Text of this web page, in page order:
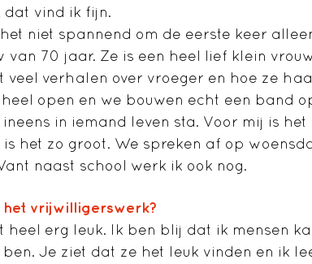
dat vind ik fijn.
niet spannend om de eerste keer
van 70 jaar. Ze is een heel lief klein
veel verhalen over vroeger en hoe ze
open en we bouwen echt een band
in iemand leven sta. Voor mij is het
het zo groot. We spreken af op
naast school werk ik ook nog.
vrijwilligerswerk?
heel erg leuk. Ik ben blij dat ik mensen
Je ziet dat ze het leuk vinden en ik